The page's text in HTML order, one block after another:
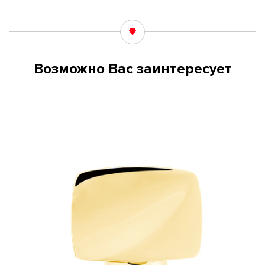
Возможно Вас заинтересует